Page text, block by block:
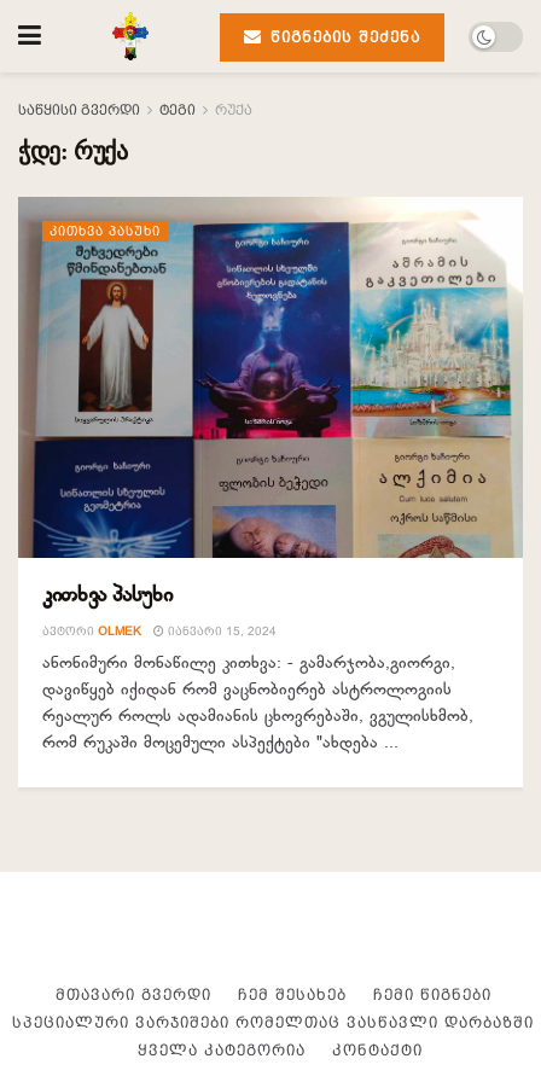
ᲬᲘᲒᲜᲔᲑᲘᲡ ᲨᲔᲫᲔᲜᲐ
საწყისი გვერდი ტეგი რუქა
ჭდე: რუქა
ᲙᲘᲗᲮᲕᲐ ᲞᲐᲡᲣᲮᲘ
კითხვა პასუხი
ᲐᲕᲢᲝᲠᲘ OLMEK ᲘᲐᲜᲕᲐᲠᲘ 15, 2024
ანონიმური მონაწილე კითხვა: - გამარჯობა,გიორგი,
დავიწყებ იქიდან რომ ვაცნობიერებ ასტროლოგიის
რეალურ როლს ადამიანის ცხოვრებაში, ვგულისხმობ,
რომ რუკაში მოცემული ასპექტები "ახდება ...
ᲛᲗᲐᲕᲐᲠᲘ ᲒᲕᲔᲠᲓᲘ ᲩᲔᲛ ᲨᲔᲡᲐᲮᲔᲑ
ᲩᲔᲛᲘ ᲬᲘᲒᲜᲔᲑᲘ
ᲡᲞᲔᲪᲘᲐᲚᲣᲠᲘ ᲕᲐᲠᲯᲘᲨᲔᲑᲘ ᲠᲝᲛᲔᲚᲗᲐᲪ ᲕᲐᲡᲬᲐᲕᲚᲘ ᲓᲐᲠᲑᲐᲖᲨᲘ
ᲧᲕᲔᲚᲐ ᲙᲐᲢᲔᲒᲝᲠᲘᲐ
ᲙᲝᲜᲢᲐᲥᲢᲘ